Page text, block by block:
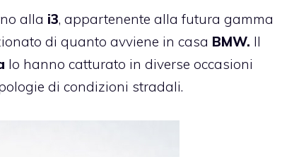
alla i3, appartenente alla futura gamma
di quanto avviene in casa BMW. Il
lo hanno catturato in diverse occasioni
di condizioni stradali.